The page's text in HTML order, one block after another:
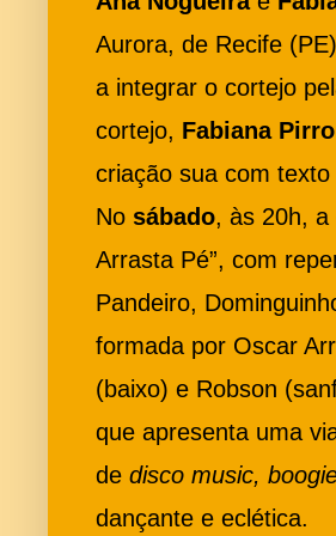
Aurora, de Recife
a integrar o cortejo
cortejo, Fabiana Pirro
criação sua com
No sábado, às 20h, a
Arrasta Pé”, com
Pandeiro,
formada por Oscar
(baixo) e Robson
que apresenta uma
de disco music,
dançante e eclética.